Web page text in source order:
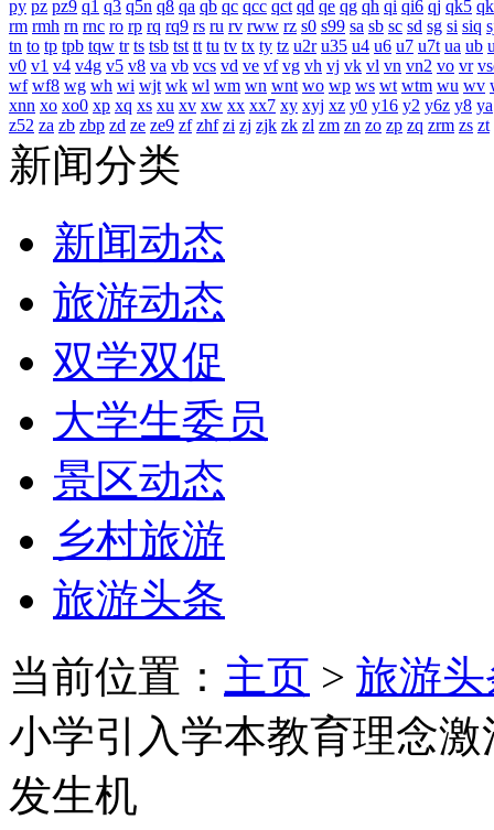
py pz pz9 q1 q3 q5n q8 qa qb qc qcc qct qd qe qg qh qi qi6 qj qk5
rm rmh rn rnc ro rp rq rq9 rs ru rv rww rz s0 s99 sa sb sc sd sg si siq
tn to tp tpb tqw tr ts tsb tst tt tu tv tx ty tz u2r u35 u4 u6 u7 u7t ua ub
v0 v1 v4 v4g v5 v8 va vb vcs vd ve vf vg vh vj vk vl vn vn2 vo vr
wf wf8 wg wh wi wjt wk wl wm wn wnt wo wp ws wt wtm wu wv
xnn xo xo0 xp xq xs xu xv xw xx xx7 xy xyj xz y0 y16 y2 y6z y8 ya
z52 za zb zbp zd ze ze9 zf zhf zi zj zjk zk zl zm zn zo zp zq zrm zs zt
新闻分类
新闻动态
旅游动态
双学双促
大学生委员
景区动态
乡村旅游
旅游头条
当前位置： 主页 > 旅游
小学引入学本教育理念
发生机